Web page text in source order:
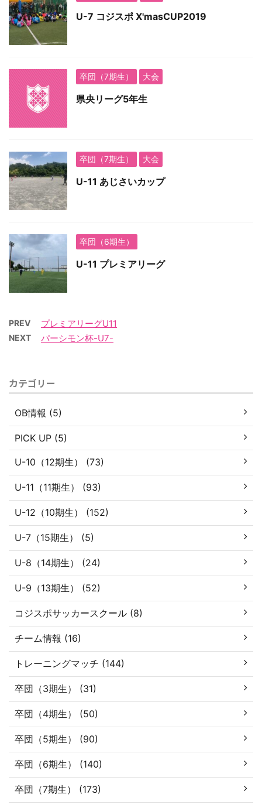
U-7 コジスポ X'masCUP2019
卒団（7期生） 大会
県央リーグ5年生
卒団（7期生） 大会
U-11 あじさいカップ
卒団（6期生）
U-11 プレミアリーグ
PREV プレミアリーグU11
NEXT パーシモン杯-U7-
カテゴリー
OB情報 (5)
PICK UP (5)
U-10（12期生） (73)
U-11（11期生） (93)
U-12（10期生） (152)
U-7（15期生） (5)
U-8（14期生） (24)
U-9（13期生） (52)
コジスポサッカースクール (8)
チーム情報 (16)
トレーニングマッチ (144)
卒団（3期生） (31)
卒団（4期生） (50)
卒団（5期生） (90)
卒団（6期生） (140)
卒団（7期生） (173)